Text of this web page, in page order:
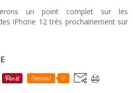
un point complet sur les
iPhone 12 très prochainement sur
Repost 0